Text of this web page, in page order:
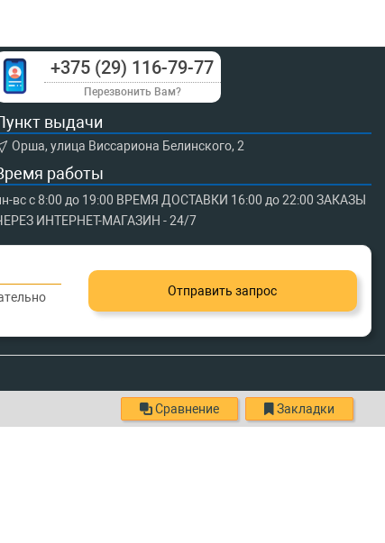
+375 (29) 116-79-77
Перезвонить Вам?
выдачи
Орша, улица Виссариона Белинского, 2
работы
вс с 8:00 до 19:00 ВРЕМЯ ДОСТАВКИ 16:00 до 22:00 ЗАКАЗЫ
ИНТЕРНЕТ-МАГАЗИН - 24/7
Отправить запрос
Сравнение Закладки